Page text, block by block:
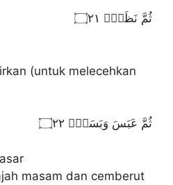
ثُمَّ نَظَرَۙ ۝٢١
(untuk melecehkan
ثُمَّ عَبَسَ وَبَسَرَۙ ۝٢٢
masam dan cemberut